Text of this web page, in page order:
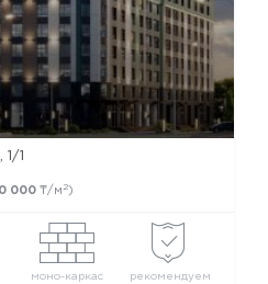
1
000 ₸/м 2)
моно-каркас рекомендуем